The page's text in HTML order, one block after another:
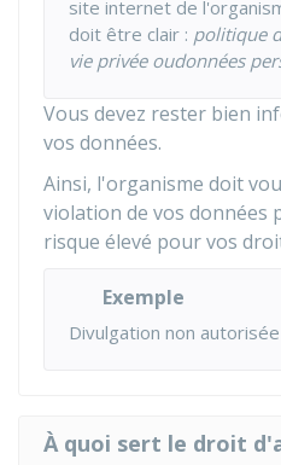
site internet de
doit être clair : politique
vie privée oudonnées
Vous devez rester bien
vos données.
Ainsi, l'organisme doit
violation de vos données
risque élevé pour vos
Exemple
Divulgation non
À quoi sert le droit